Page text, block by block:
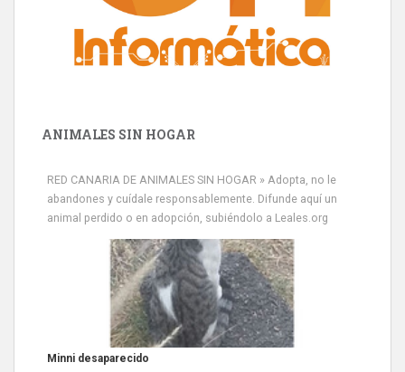
ANIMALES SIN HOGAR
RED CANARIA DE ANIMALES SIN HOGAR » Adopta, no le
abandones y cuídale responsablemente. Difunde aquí un
animal perdido o en adopción, subiéndolo a Leales.org
Minni desaparecido